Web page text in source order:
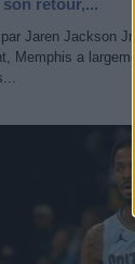
retour,...
par Jaren Jackson
Memphis a